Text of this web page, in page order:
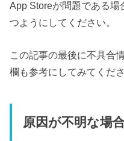
App Storeが問題である
つようにしてください。
この記事の最後に不具合
欄も参考にしてみてくださ
原因が不明な場